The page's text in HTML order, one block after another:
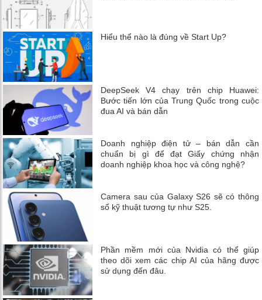
Hiểu thể nào là đúng về Start Up?
DeepSeek V4 chạy trên chip Huawei:
Bước tiến lớn của Trung Quốc trong cuộc
đua AI và bán dẫn
Doanh nghiệp điện tử – bán dẫn cần
chuẩn bị gì để đạt Giấy chứng nhận
doanh nghiệp khoa học và công nghệ?
Camera sau của Galaxy S26 sẽ có thông
số kỹ thuật tương tự như S25.
Phần mềm mới của Nvidia có thể giúp
theo dõi xem các chip AI của hãng được
sử dụng đến đâu.